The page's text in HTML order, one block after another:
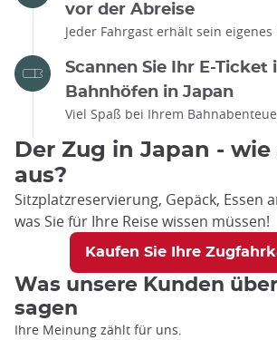
vor der Abreise
Jeder Fahrgast erhält sein eigenes
Scannen Sie Ihr E-Ticket
Bahnhöfen in Japan
Viel Spaß bei Ihrem
Der Zug in Japan -
aus?
Sitzplatzreservierung, Gepäck, Essen
was Sie für Ihre Reise wissen müssen!
Kaufen Sie Ihre
Was unsere Kunden
sagen
Ihre Meinung zählt für uns.